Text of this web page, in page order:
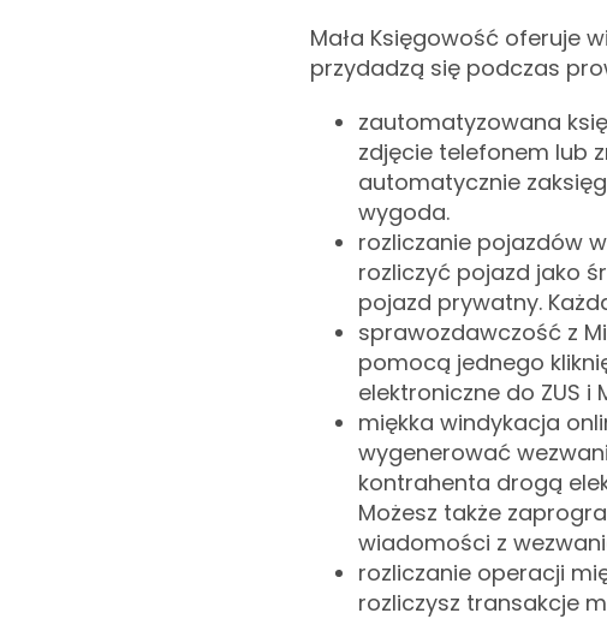
Mała Księgowość oferuje
przydadzą się podczas
zautomatyzowana
zdjęcie telefonem lub
automatycznie
wygoda.
rozliczanie pojazdów
rozliczyć pojazd jako
pojazd prywatny.
sprawozdawczość z
pomocą jednego
elektroniczne do ZUS i
miękka windykacja
wygenerować
kontrahenta drogą
Możesz także
wiadomości z
rozliczanie operacji
rozliczysz transakcje